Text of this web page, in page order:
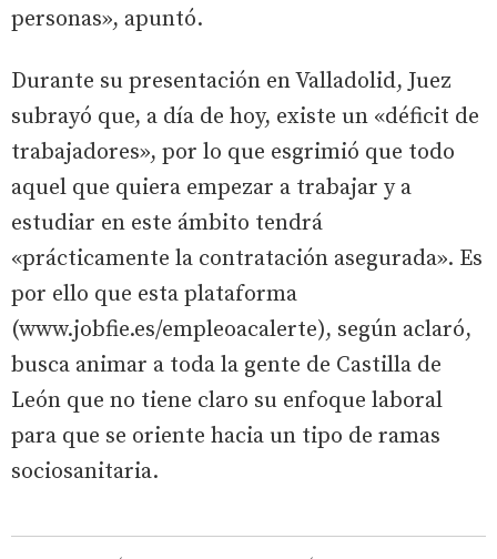
personas», apuntó.
Durante su presentación en Valladolid, Juez
subrayó que, a día de hoy, existe un «déficit de
trabajadores», por lo que esgrimió que todo
aquel que quiera empezar a trabajar y a
estudiar en este ámbito tendrá
«prácticamente la contratación asegurada». Es
por ello que esta plataforma
(www.jobfie.es/empleoacalerte), según aclaró,
busca animar a toda la gente de Castilla de
León que no tiene claro su enfoque laboral
para que se oriente hacia un tipo de ramas
sociosanitaria.